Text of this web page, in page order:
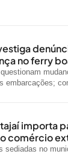
no ferry
embarcações;
importa
comércio
sediadas no